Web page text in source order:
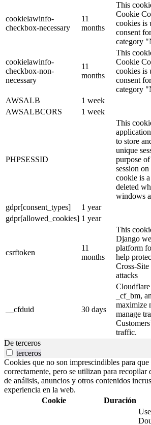
cookielawinfo-
checkbox-necessary
11
months
This
Cookie
cookies is
consent
category
cookielawinfo-
checkbox-non-
necessary
11
months
This
Cookie
cookies is
consent
category
AWSALB
1 week
AWSALBCORS
1 week
PHPSESSID
This
to store
unique
purpose
session
cookie is
deleted
windows
gdpr[consent_types]
1 year
gdpr[allowed_cookies] 1 year
csrftoken
11
months
This
Django
platform
help
Cross-
attacks
__cfduid 30 days
Cloudflare
_cf_bm,
maximize
manage
traffic.
De terceros
terceros
Cookies que no son imprescindibles para
correctamente, pero se utilizan para recopilar
de análisis, anuncios y otros contenidos
experiencia en la web.
Cookie
Duración